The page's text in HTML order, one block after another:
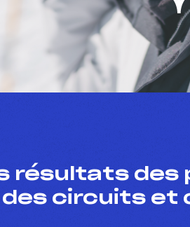
résultats des
des circuits et